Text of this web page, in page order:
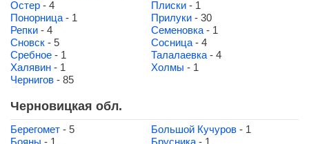
Остер - 4 Плиски - 1
Понорница - 1 Прилуки - 30
Репки - 4 Семеновка - 1
Сновск - 5 Сосница - 4
Сребное - 1 Талалаевка - 4
Халявин - 1 Холмы - 1
Чернигов - 85
Черновицкая обл.
Берегомет - 5 Большой Кучуров - 1
Бояны - 1 Брусника - 1